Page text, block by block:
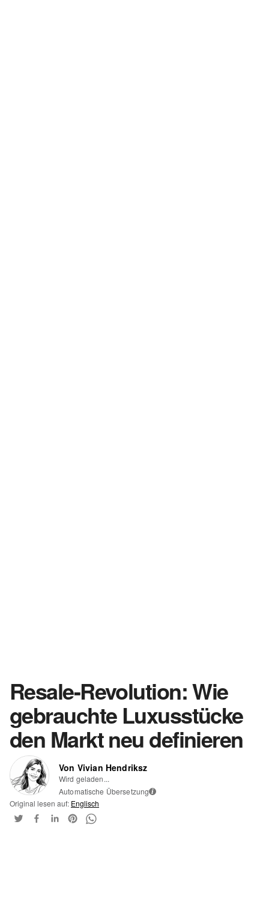
Resale-Revolution: Wie
gebrauchte Luxusstücke
den Markt neu definieren
Von Vivian Hendriksz
Wird geladen...
Automatische Übersetzung i
Original lesen auf: Englisch